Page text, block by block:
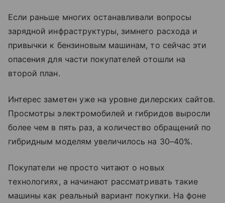
Если раньше многих останавливали вопросы
зарядной инфраструктуры, зимнего расхода и
привычки к бензиновым машинам, то сейчас эти
опасения для части покупателей отошли на
второй план.
Интерес заметен уже на уровне дилерских сайтов.
Просмотры электромобилей и гибридов выросли
более чем в пять раз, а количество обращений по
гибридным моделям увеличилось на 30–40%.
Покупатели не просто читают о новых
технологиях, а начинают рассматривать такие
машины как реальный вариант покупки. На фоне